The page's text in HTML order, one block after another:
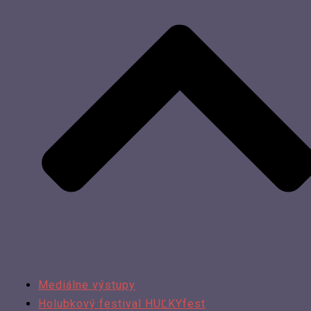
Mediálne výstupy
Holubkový festival HUĽKYfest